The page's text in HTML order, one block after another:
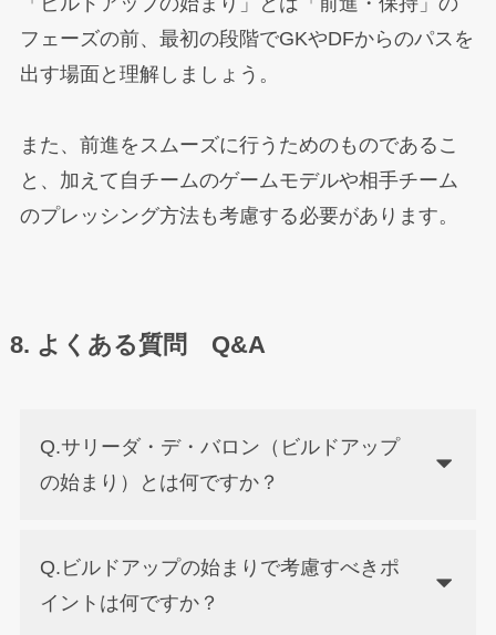
フェーズの前、最初の段階でGKやDFからのパスを
出す場面と理解しましょう。
また、前進をスムーズに行うためのものであるこ
と、加えて自チームのゲームモデルや相手チーム
のプレッシング方法も考慮する必要があります。
8. よくある質問 Q&A
Q.サリーダ・デ・バロン（ビルドアップ
の始まり）とは何ですか？
Q.ビルドアップの始まりで考慮すべきポ
イントは何ですか？